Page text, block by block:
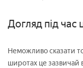
Догляд під час
Неможливо сказати
широтах це зазвичай